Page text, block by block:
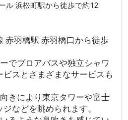
ル 浜松町駅から徒歩で約12
赤羽橋駅 赤羽橋口から徒歩
でブロアバスや独立シャワ
スとさまざまなサービスも
きにより東京タワーや富士
などを眺められます。